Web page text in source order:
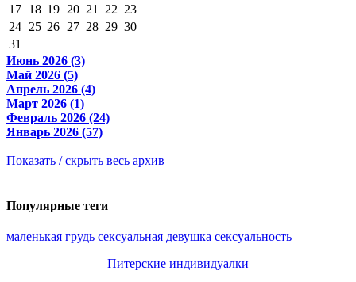
17 18 19 20 21 22 23
24 25 26 27 28 29 30
31
Июнь 2026 (3)
Май 2026 (5)
Апрель 2026 (4)
Март 2026 (1)
Февраль 2026 (24)
Январь 2026 (57)
Показать / скрыть весь архив
Популярные теги
маленькая грудь сексуальная девушка сексуальность
Питерские индивидуалки